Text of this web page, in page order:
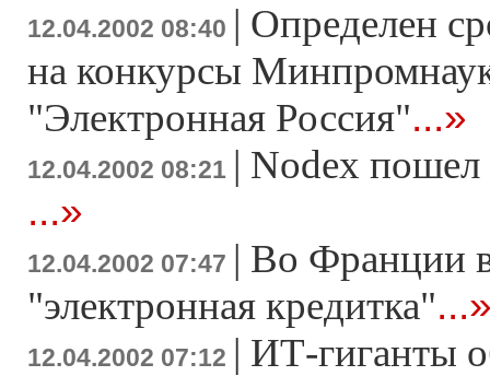
12.04.2002 08:40 | Определен
на конкурсы
"Электронная Россия"...»
12.04.2002 08:21 | Nodex пошел
...»
12.04.2002 07:47 | Во Франции
"электронная кредитка"
12.04.2002 07:12 | ИТ-гиганты